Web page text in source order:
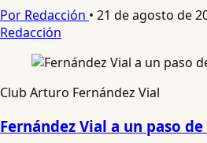
Por Redacción • 21 de agosto de
Redacción
Club Arturo Fernández Vial
Fernández Vial a un paso